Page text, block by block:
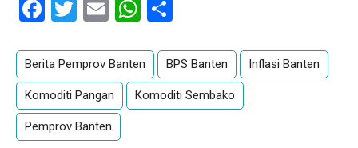
Facebook
Twitter
EmailWhatsApp
Berita Pemprov Banten BPS Banten Inflasi Banten
Komoditi Pangan Komoditi Sembako
Pemprov Banten